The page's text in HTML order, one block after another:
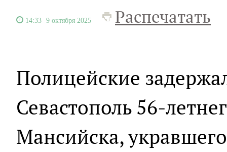
14:33 9 октября 2025 Распечатать
Полицейские
Севастополь 56-
Мансийска,